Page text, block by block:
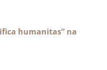
humanitas” na